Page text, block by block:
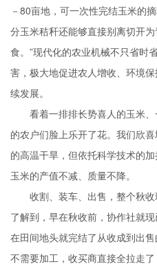
－80亩地，可一次性完结玉米的
分玉米秸秆还能够直接别离切开
食。”现代化的农业机械不只省时
害，极大地促进农人增收、环境
续发展。
看着一排排长势喜人的玉米、
的农户们脸上乐开了花。我们欣
的高温干旱，但依托科学技术的
玉米的产值不减、质量不降。
收割、装车、出售，整个秋收
了解到，早在秋收前，协作社就
在田间地头就完结了从收成到出
不需要加工，收买商直接全拉走